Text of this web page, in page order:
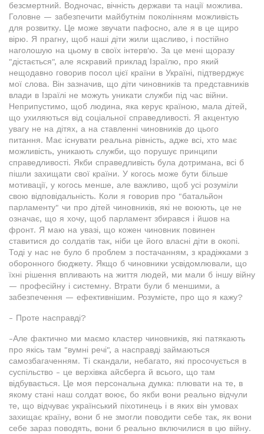
безсмертний. Водночас, вічність держави та нації можлива.
Головне — забезпечити майбутнім поколінням можливість
для розвитку. Це може звучати пафосно, але я в це щиро
вірю. Я прагну, щоб наші діти жили щасливо, і постійно
наголошую на цьому в своїх інтерв'ю. За це мені щоразу
"дістається", але яскравий приклад Ізраїлю, про який
нещодавно говорив посол цієї країни в Україні, підтверджує
мої слова. Він зазначив, що діти чиновників та представників
влади в Ізраїлі не можуть уникати служби під час війни.
Неприпустимо, щоб людина, яка керує країною, мала дітей,
що ухиляються від соціальної справедливості. Я акцентую
увагу не на дітях, а на ставленні чиновників до цього
питання. Має існувати реальна рівність, адже всі, хто має
можливість, уникають служби, що порушує принципи
справедливості. Якби справедливість була дотримана, всі б
пішли захищати свої країни. У когось може бути більше
мотивації, у когось менше, але важливо, щоб усі розуміли
свою відповідальність. Коли я говорив про "батальйон
парламенту" чи про дітей чиновників, які не воюють, це не
означає, що я хочу, щоб парламент збирався і йшов на
фронт. Я маю на увазі, що кожен чиновник повинен
ставитися до солдатів так, ніби це його власні діти в окопі.
Тоді у нас не було б проблем з постачанням, з крадіжками з
оборонного бюджету. Якщо б чиновники усвідомлювали, що
їхні рішення впливають на життя людей, ми мали б іншу війну
— професійну і системну. Втрати були б меншими, а
забезпечення — ефективнішим. Розумієте, про що я кажу?
- Проте насправді?
-Але фактично ми маємо кластер чиновників, які патякають
про якісь там "вумні речі", а насправді займаються
самозбагаченням. Ті скандали, небагато, які просочується в
суспільство - це верхівка айсберга й всього, що там
відбувається. Це моя персональна думка: плювати на те, в
якому стані наш солдат воює, бо якби вони реально відчули
те, що відчуває український піхотинець і в яких він умовах
захищає країну, вони б не змогли поводити себе так, як вони
себе зараз поводять, вони б реально включилися в цю війну.